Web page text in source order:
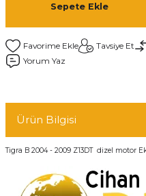
Sepete Ekle
Tavsiye Et
Yorum Yaz
Ürün Bilgisi
Tigra B 2004 - 2009 Z13DT dizel motor